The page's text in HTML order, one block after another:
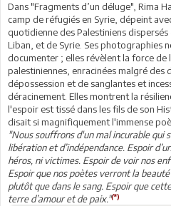
Dans "Fragments d’un déluge", Rima
camp de réfugiés en Syrie, dépeint
quotidienne des Palestiniens dispersés
Liban, et de Syrie. Ses photographies
documenter ; elles révèlent la force de
palestiniennes, enracinées malgré des
dépossession et de sanglantes et
déracinement. Elles montrent la
l'espoir est tissé dans les fils de son
disait si magnifiquement l'immense
"Nous souffrons d'un mal incurable qui
libération et d’indépendance. Espoir
héros, ni victimes. Espoir de voir nos
Espoir que nos poètes verront la
plutôt que dans le sang. Espoir que
terre d’amour et de paix."(*)